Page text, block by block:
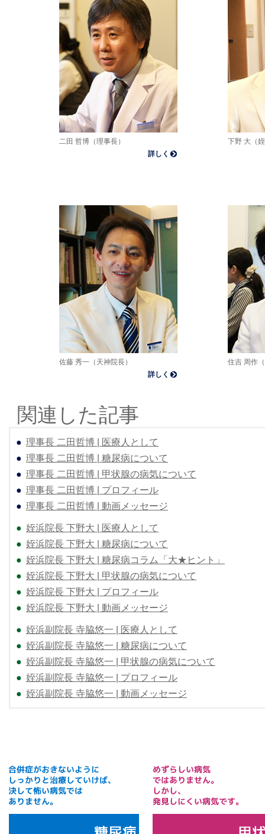
二田 哲博（理事長）
詳しく
下野 大（
佐藤 秀一（天神院長）
詳しく
住吉 周作
関連した記事
● 理事長 二田哲博 | 医療人として
● 理事長 二田哲博 | 糖尿病について
● 理事長 二田哲博 | 甲状腺の病気について
● 理事長 二田哲博 | プロフィール
● 理事長 二田哲博 | 動画メッセージ
● 姪浜院長 下野大 | 医療人として
● 姪浜院長 下野大 | 糖尿病について
● 姪浜院長 下野大 | 糖尿病コラム「大★ヒント」
● 姪浜院長 下野大 | 甲状腺の病気について
● 姪浜院長 下野大 | プロフィール
● 姪浜院長 下野大 | 動画メッセージ
● 姪浜副院長 寺脇悠一 | 医療人として
● 姪浜副院長 寺脇悠一 | 糖尿病について
● 姪浜副院長 寺脇悠一 | 甲状腺の病気について
● 姪浜副院長 寺脇悠一 | プロフィール
● 姪浜副院長 寺脇悠一 | 動画メッセージ